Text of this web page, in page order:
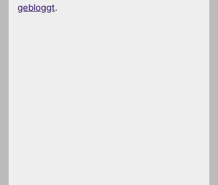
gebloggt.